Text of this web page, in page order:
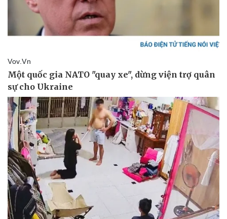
Nhi khoa
Nam khoa
Làm đẹp - giảm cân
Phòng mạch online